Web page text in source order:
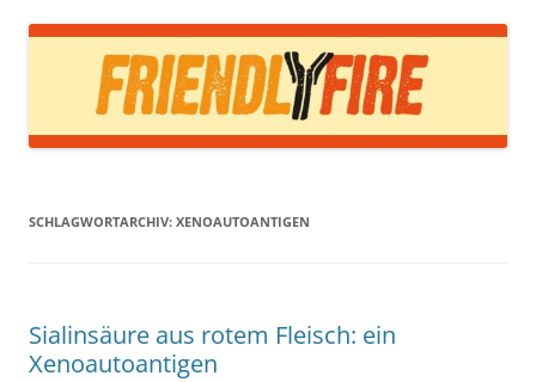
SCHLAGWORTARCHIV: XENOAUTOANTIGEN
Sialinsäure aus rotem Fleisch: ein
Xenoautoantigen